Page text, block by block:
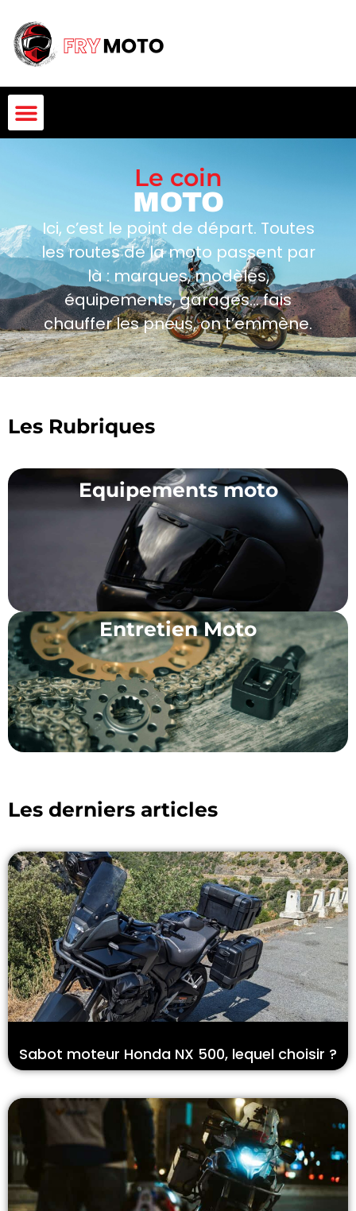
Le coin
MOTO
Ici, c’est le point de départ. Toutes
les routes de la moto passent par
là : marques, modèles,
équipements, garages… fais
chauffer les pneus, on t’emmène.
Les Rubriques
Equipements moto
Entretien Moto
Les derniers articles
Sabot moteur Honda NX 500, lequel choisir ?